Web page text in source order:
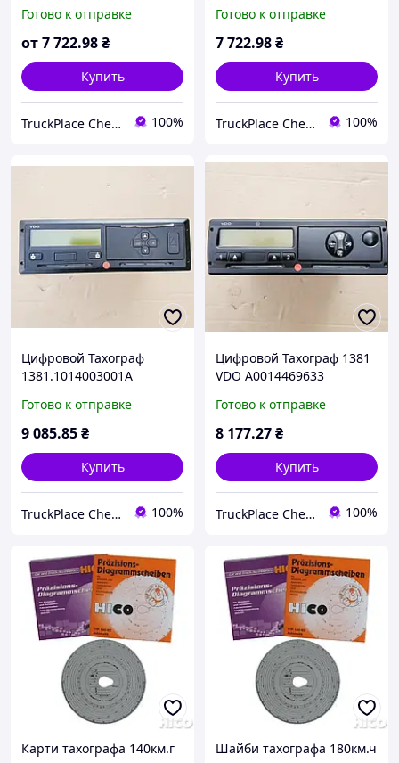
Готово к отправке
от7 722.98₴
Купить
TruckPlace Chernivtsi 100%
R2.1 АДР
Готово к отправке
7 722.98₴
Купить
TruckPlace Chernivtsi 100%
Цифровой Тахограф
1381.1014003001A
A00224465433
Готово к отправке
9 085.85₴
Купить
TruckPlace Chernivtsi 100%
Цифровой Тахограф 1381
VDO A0014469633
ADR
Готово к отправке
8 177.27₴
Купить
TruckPlace Chernivtsi 100%
Карти тахографа 140км.г Шайби тахографа 180км.ч